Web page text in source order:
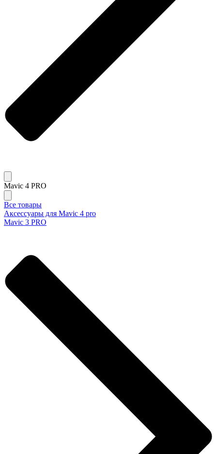
Mavic 4 PRO
Все товары
Аксессуары для Mavic 4 pro
Mavic 3 PRO